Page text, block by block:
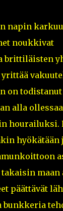
napin
noukkivat
brittiläisten
yrittää
on
alla
hourailuksi.
hyökätään
maan
päättävät